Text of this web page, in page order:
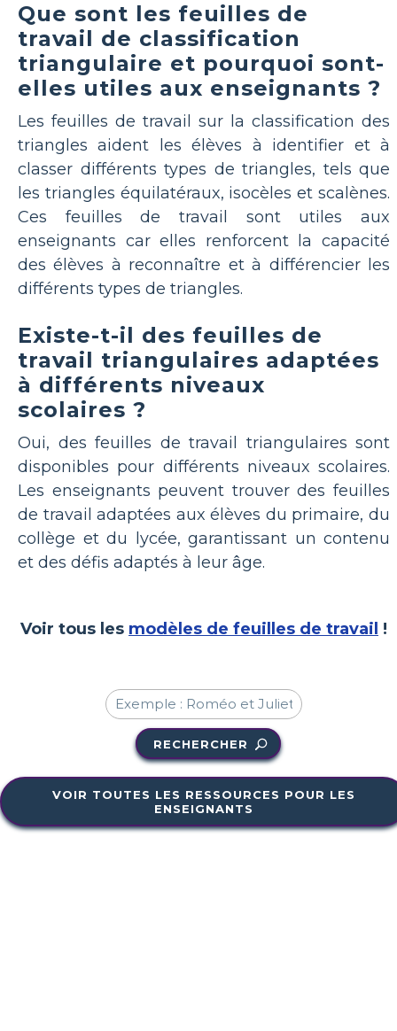
Que sont les feuilles de
travail de classification
triangulaire et pourquoi sont-
elles utiles aux enseignants ?
Les feuilles de travail sur la classification des
triangles aident les élèves à identifier et à
classer différents types de triangles, tels que
les triangles équilatéraux, isocèles et scalènes.
Ces feuilles de travail sont utiles aux
enseignants car elles renforcent la capacité
des élèves à reconnaître et à différencier les
différents types de triangles.
Existe-t-il des feuilles de
travail triangulaires adaptées
à différents niveaux
scolaires ?
Oui, des feuilles de travail triangulaires sont
disponibles pour différents niveaux scolaires.
Les enseignants peuvent trouver des feuilles
de travail adaptées aux élèves du primaire, du
collège et du lycée, garantissant un contenu
et des défis adaptés à leur âge.
Voir tous les modèles de feuilles de travail !
RECHERCHER
VOIR TOUTES LES RESSOURCES POUR LES
ENSEIGNANTS